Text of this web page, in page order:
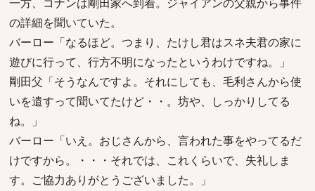
の詳細を聞いていた。
バーロー「なるほど。つまり、たけし君はスネ夫君の家に
遊びに行って、行方不明になったというわけですね。」
剛田父「そうなんですよ。それにしても、毛利さんから使
いを遣すって聞いてたけど・・。坊や、しっかりしてる
ね。」
バーロー「いえ。おじさんから、言われた事をやってるだ
けですから。・・・それでは、これくらいで、失礼しま
す。ご協力ありがとうございました。」